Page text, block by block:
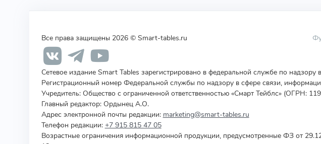
Все права защищены 2026 © Smart-tables.ru
Сетевое издание Smart Tables зарегистрировано в федеральной службе по
Регистрационный номер Федеральной службы по надзору в сфере связи,
Учредитель: Общество с ограниченной ответственностью «Смарт Тейблс» (ОГРН:
Главный редактор: Ордынец А.О.
Адрес электронной почты редакции: marketing@smart-tables.ru
Телефон редакции: +7 915 815 47 05
Возрастные ограничения информационной продукции, предусмотренные ФЗ от